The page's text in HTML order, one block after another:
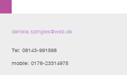
daniela.spingies@web.de
Tel: 08143-991568
mobile: 0176-23314975